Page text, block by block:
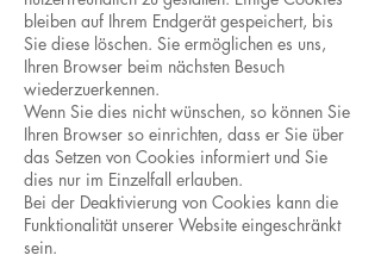
bleiben auf Ihrem Endgerät gespeichert, bis
Sie diese löschen. Sie ermöglichen es uns,
Ihren Browser beim nächsten Besuch
wiederzuerkennen.
Wenn Sie dies nicht wünschen, so können Sie
Ihren Browser so einrichten, dass er Sie über
das Setzen von Cookies informiert und Sie
dies nur im Einzelfall erlauben.
Bei der Deaktivierung von Cookies kann die
Funktionalität unserer Website eingeschränkt
sein.